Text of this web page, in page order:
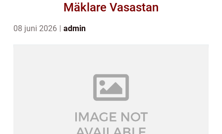
Mäklare Vasastan
08 juni 2026 admin